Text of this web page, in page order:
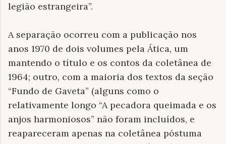
legião estrangeira”.
A separação ocorreu com a publicação nos
anos 1970 de dois volumes pela Ática, um
mantendo o título e os contos da coletânea de
1964; outro, com a maioria dos textos da seção
“Fundo de Gaveta” (alguns como o
relativamente longo “A pecadora queimada e os
anjos harmoniosos” não foram incluídos, e
reapareceram apenas na coletânea póstuma